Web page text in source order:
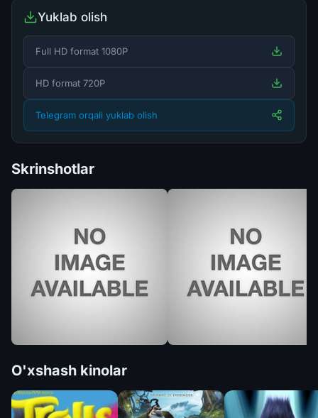
Yuklab olish
Full HD format 1080P
HD format 720P
Telegram orqali yuklab olish
Skrinshotlar
O'xshash kinolar